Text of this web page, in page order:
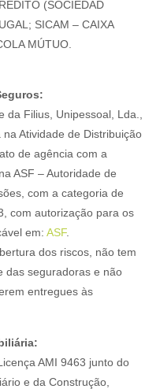
(SOCIEDAD
SICAM – CAIXA
MÚTUO.
Filius, Unipessoal, Lda.,
Atividade de Distribuição
de agência com a
ASF – Autoridade de
com a categoria de
com autorização para os
em: ASF.
dos riscos, não tem
das seguradoras e não
entregues às
AMI 9463 junto do
e da Construção,